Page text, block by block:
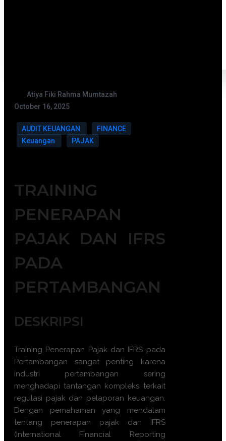
Atiya Fiki Rahma Mumtazah
October 16, 2025
AUDIT KEUANGAN
FINANCE
Keuangan
PAJAK
TRAINING
PENERAPAN
PAJAK DAN IFRS
PADA
PERTAMBANGAN
DESKRIPSI
Training Penerapan Pajak dan IFRS pada
Pertambangan sangat penting karena
industri pertambangan sering
menghadapi tantangan kompleks terkait
regulasi pajak dan pelaporan keuangan.
Dengan pemahaman yang mendalam
tentang penerapan pajak dan IFRS
(International Financial Reporting